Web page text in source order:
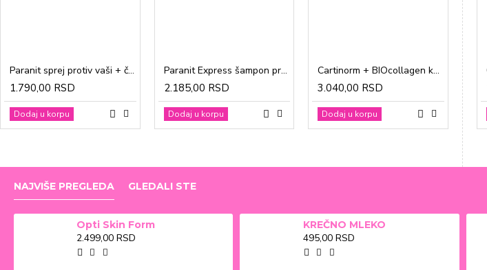
Paranit sprej protiv vaši + češalj 100ml
1.790,00 RSD
Dodaj u korpu
Paranit Express šampon protiv vaši + češalj 200ml
2.185,00 RSD
Dodaj u korpu
Cartinorm + BIOcollagen kesice a20
3.040,00 RSD
Dodaj u korpu
NAJVIŠE PREGLEDA GLEDALI STE
Opti Skin Form
2.499,00 RSD
KREČNO MLEKO
495,00 RSD